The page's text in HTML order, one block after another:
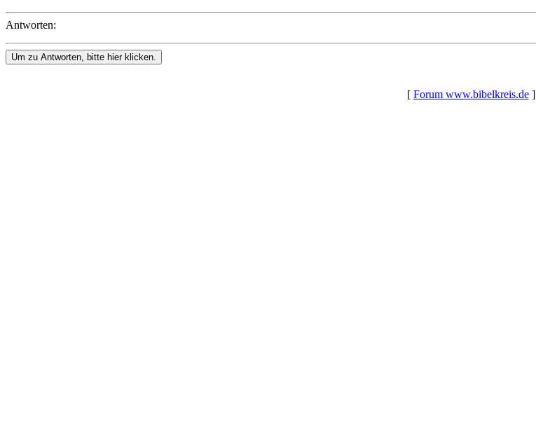
Antworten:
Um zu Antworten, bitte hier klicken.
[ Forum www.bibelkreis.de]